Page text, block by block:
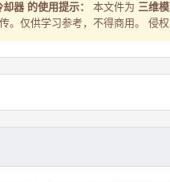
器 的使用提示： 本文件为 三维
。仅供学习参考，不得商用。 侵